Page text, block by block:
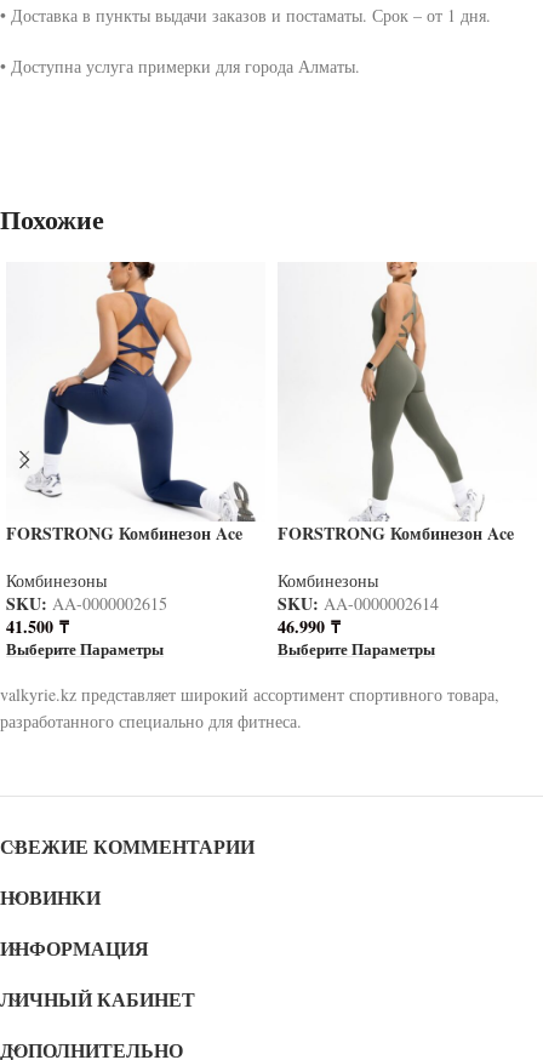
• Доставка в пункты выдачи заказов и постаматы. Срок – от 1 дня.
• Доступна услуга примерки для города Алматы.
Похожие
FORSTRONG Комбинезон Ace
Комбинезоны
SKU: AA-0000002615
41.500 ₸
Выберите Параметры
FORSTRONG Комбинезон Ace
Комбинезоны
SKU: AA-0000002614
46.990 ₸
Выберите Параметры
valkyrie.kz представляет широкий ассортимент спортивного товара,
разработанного специально для фитнеса.
СВЕЖИЕ КОММЕНТАРИИ
НОВИНКИ
ИНФОРМАЦИЯ
ЛИЧНЫЙ КАБИНЕТ
ДОПОЛНИТЕЛЬНО